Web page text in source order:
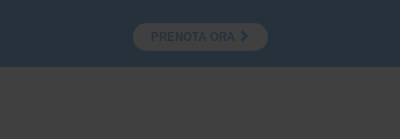
PRENOTA ORA 